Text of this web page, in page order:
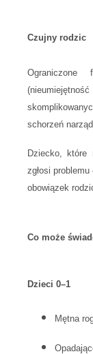
Czujny rodzic
Ograniczone
schorzeń
Dziecko, które
zgłosi
obowiązek
Co może
Dzieci 0–1
Mętna